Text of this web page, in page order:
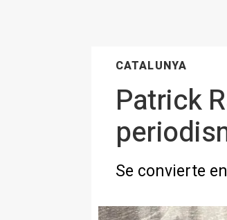
CATALUNYA
Patrick
Se convierte